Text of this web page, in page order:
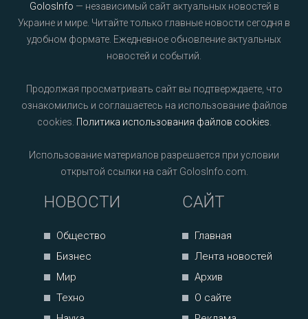
GolosInfo — независимый сайт актуальных новостей в
Украине и мире. Читайте только главные новости сегодня в
удобном формате. Ежедневное обновление актуальных
новостей и событий.
Продолжая просматривать сайт вы подтверждаете, что
ознакомились и соглашаетесь на использование файлов
cookies. Политика использования файлов cookies
Использование материалов разрешается при условии
открытой ссылки на сайт GolosInfo.com.
НОВОСТИ
Общество
Бизнес
Мир
Техно
САЙТ
Главная
Лента новостей
Архив
О сайте